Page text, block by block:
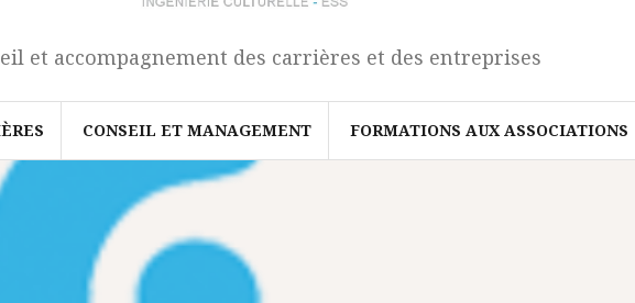
et accompagnement des carrières et des entreprises
CONSEIL ET MANAGEMENT FORMATIONS AUX ASSOCIATIONS